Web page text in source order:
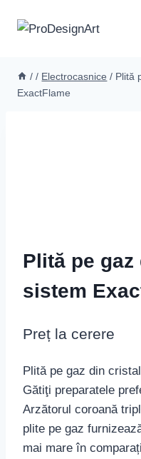
/ / Electrocasnice / Plită
ExactFlame
Plită pe
sistem
Preț la cerere
Plită pe gaz din
Gătiţi preparatele
Arzătorul coroană
plite pe gaz
mai mare în